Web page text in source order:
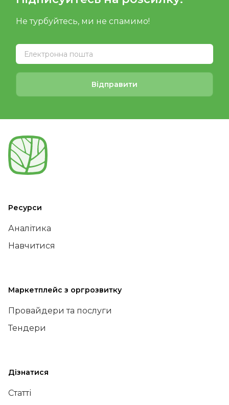
Не турбуйтесь, ми не спамимо!
Відправити
Ресурси
Аналітика
Навчитися
Маркетплейс з оргрозвитку
Провайдери та послуги
Тендери
Дізнатися
Статті